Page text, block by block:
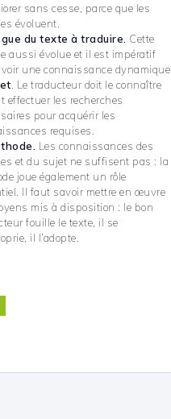
sans cesse, parce que les
évoluent.
du texte à traduire. Cette
aussi évolue et il est impératif
une connaissance dynamique.
. Le traducteur doit le connaître
effectuer les recherches
pour acquérir les
requises.
Les connaissances des
et du sujet ne suffisent pas : la
joue également un rôle
Il faut savoir mettre en œuvre
mis à disposition : le bon
fouille le texte, il se
il l’adopte.